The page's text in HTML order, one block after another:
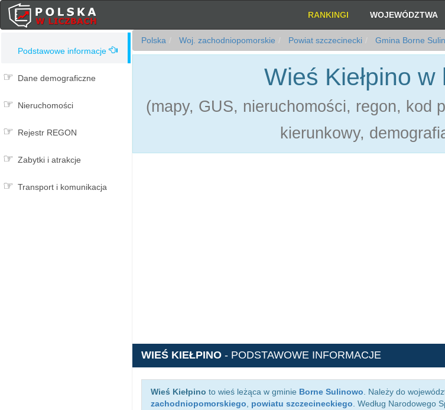
RANKINGI WOJEWÓDZTWA
Podstawowe informacje
Dane demograficzne
Nieruchomości
Rejestr REGON
Zabytki i atrakcje
Transport i komunikacja
Polska Woj. zachodniopomorskie Powiat szczecinecki Gmina Borne
Wieś Kiełpino
(mapy, GUS, nieruchomości, regon, kod
kierunkowy,
WIEŚ KIEŁPINO - PODSTAWOWE INFORMACJE
Wieś Kiełpino to wieś leżąca w gminie Borne Sulinowo . Należy do
zachodniopomorskiego
powiatu szczecineckiego . Według Narodowego